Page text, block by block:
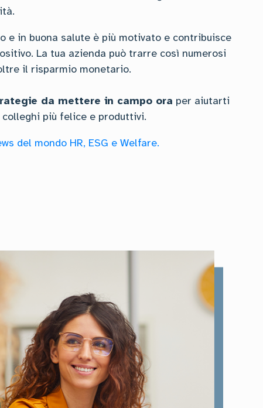
e in buona salute è più motivato e contribuisce
La tua azienda può trarre così numerosi
il risparmio monetario.
da mettere in campo ora per aiutarti
più felice e produttivi.
del mondo HR, ESG e Welfare.